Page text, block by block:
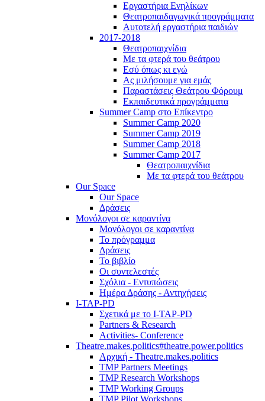
Εργαστήρια Ενηλίκων
Θεατροπαιδαγωγικά προγράμματα
Αυτοτελή εργαστήρια παιδιών
2017-2018
Θεατροπαιχνίδια
Με τα φτερά του θεάτρου
Εσύ όπως κι εγώ
Ας μιλήσουμε για εμάς
Παραστάσεις Θεάτρου Φόρουμ
Εκπαιδευτικά προγράμματα
Summer Camp στο Επίκεντρο
Summer Camp 2020
Summer Camp 2019
Summer Camp 2018
Summer Camp 2017
Θεατροπαιχνίδια
Με τα φτερά του θεάτρου
Our Space
Our Space
Δράσεις
Μονόλογοι σε καραντίνα
Μονόλογοι σε καραντίνα
Το πρόγραμμα
Δράσεις
Το βιβλίο
Οι συντελεστές
Σχόλια - Εντυπώσεις
Ημέρα Δράσης - Αντηχήσεις
I-TAP-PD
Σχετικά με το I-TAP-PD
Partners & Research
Activities- Conference
Theatre.makes.politics#theatre.power.politics
Αρχική - Theatre.makes.politics
TMP Partners Meetings
TMP Research Workshops
TMP Working Groups
TMP Pilot Workshops